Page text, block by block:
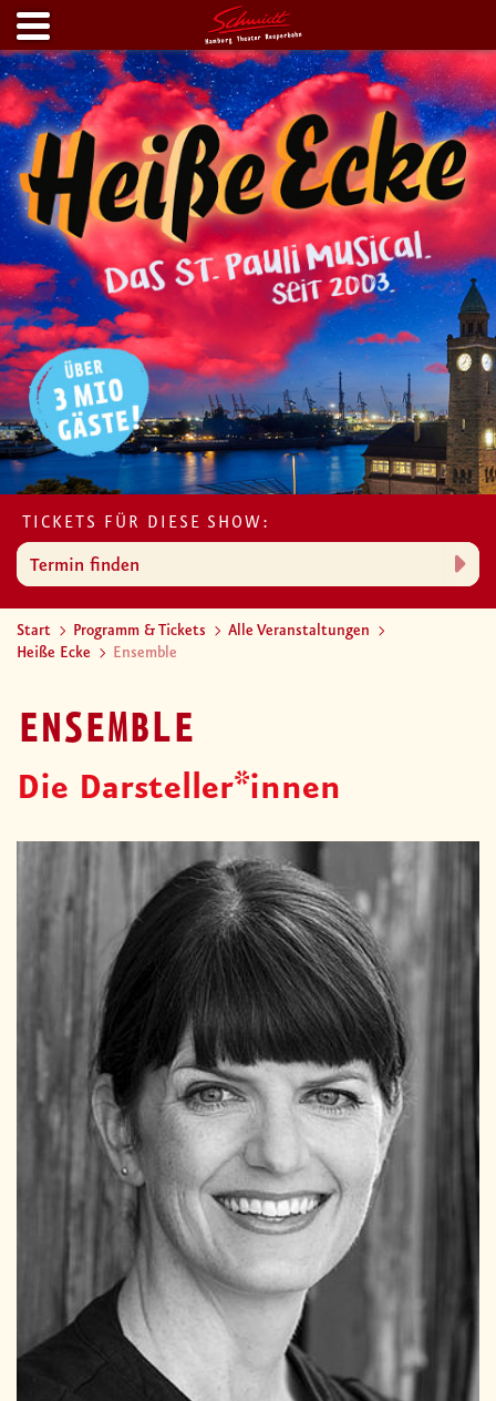
TICKETS FÜR DIESE SHOW:
Termin finden
Start Programm & Tickets
Alle Veranstaltungen
Heiße Ecke
Ensemble
ENSEMBLE
Die Darsteller*innen